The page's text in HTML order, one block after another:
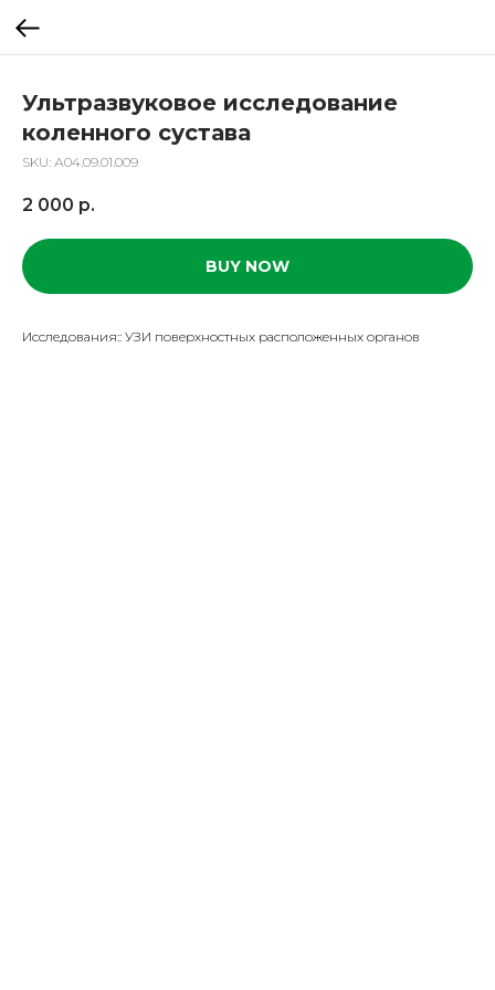
Ультразвуковое исследование
коленного сустава
SKU: А04.09.01.009
2 000 р.
BUY NOW
Исследования:: УЗИ поверхностных расположенных органов